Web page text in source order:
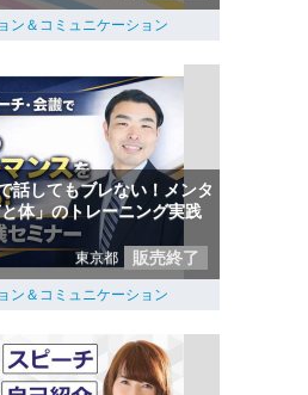
ン＆コミュニケーション
話してもブレない！メンタ
体」のトレーニング実践
東京都 販売終了
ン＆コミュニケーション